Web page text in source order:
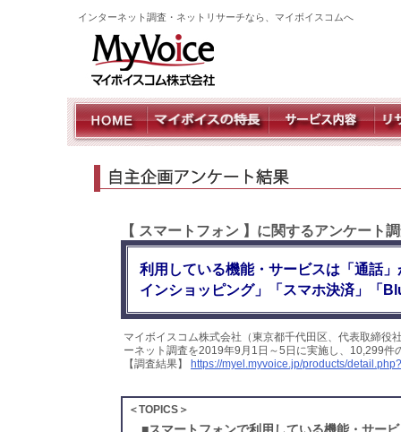
インターネット調査・ネットリサーチなら、マイボイスコムへ
【 スマートフォン 】に関するアンケート
利用している機能・サービスは「通話
インショッピング」「スマホ決済」「
マイボイスコム株式会社（東京都千代田区、代表取締
ーネット調査を2019年9月1日～5日に実施し、10,299
【調査結果】
https://myel.myvoice.jp/products/
＜TOPICS＞